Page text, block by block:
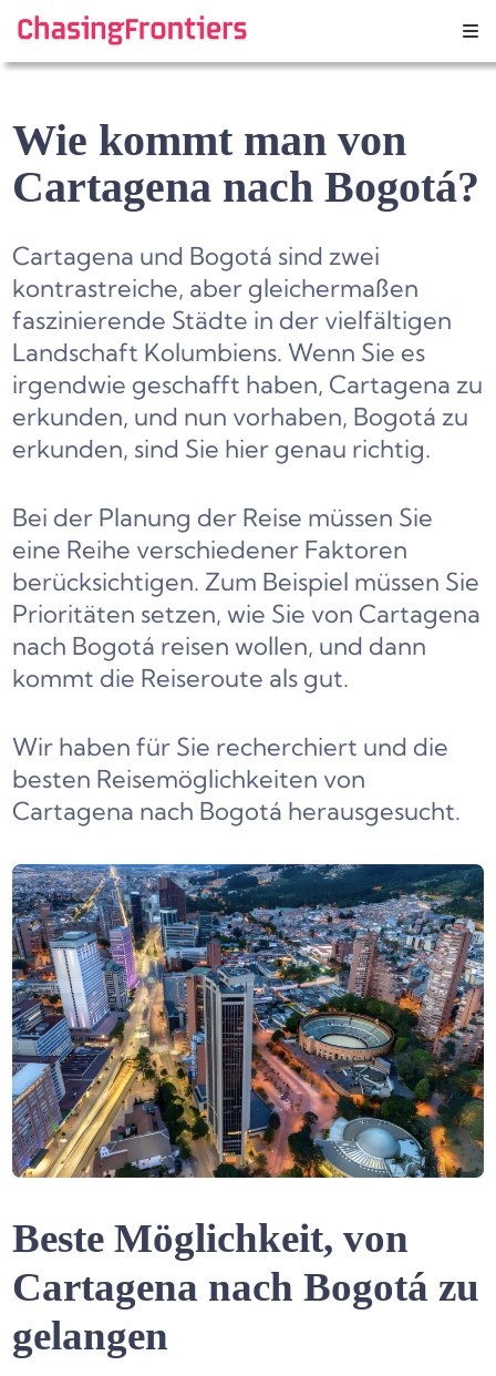
content
Wie kommt man von
Cartagena nach Bogotá?
Cartagena und Bogotá sind zwei
kontrastreiche, aber gleichermaßen
faszinierende Städte in der vielfältigen
Landschaft Kolumbiens. Wenn Sie es
irgendwie geschafft haben, Cartagena zu
erkunden, und nun vorhaben, Bogotá zu
erkunden, sind Sie hier genau richtig.
Bei der Planung der Reise müssen Sie
eine Reihe verschiedener Faktoren
berücksichtigen. Zum Beispiel müssen Sie
Prioritäten setzen, wie Sie von Cartagena
nach Bogotá reisen wollen, und dann
kommt die Reiseroute als gut.
Wir haben für Sie recherchiert und die
besten Reisemöglichkeiten von
Cartagena nach Bogotá herausgesucht.
Beste Möglichkeit, von
Cartagena nach Bogotá zu
gelangen